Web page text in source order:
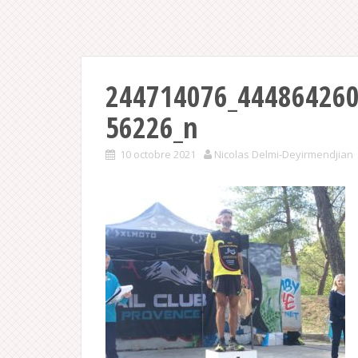
56226_n
10 octobre 2021 Nicolas Delmi-Deyirmendjian